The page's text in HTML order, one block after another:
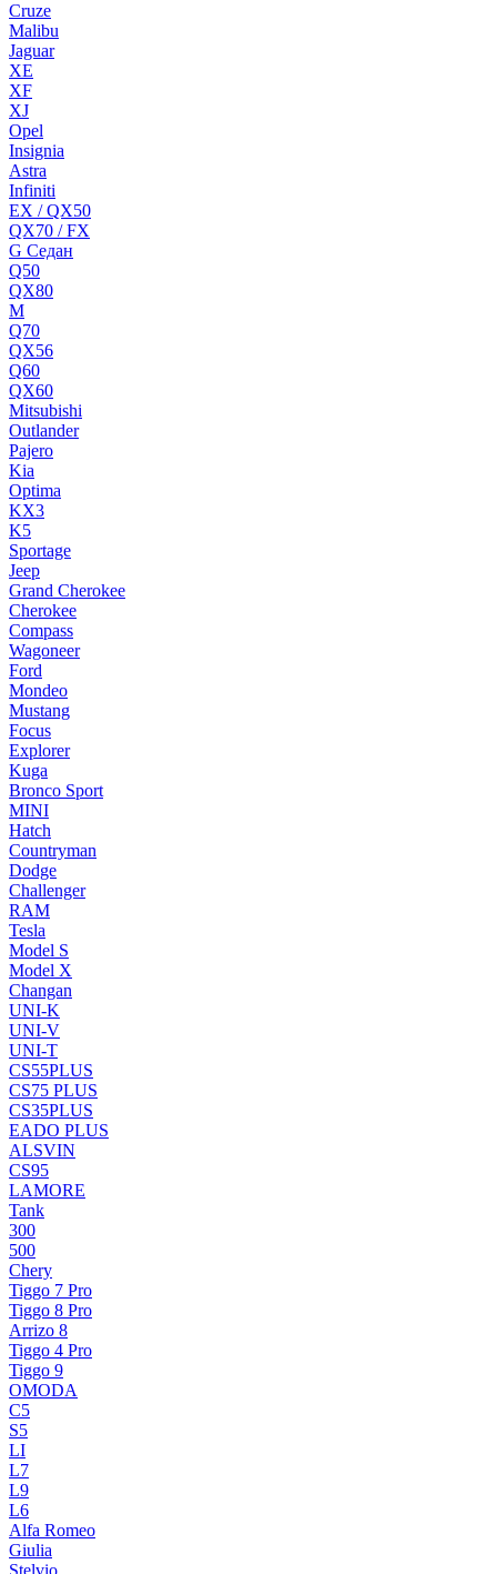
Cruze
Malibu
Jaguar
XE
XF
XJ
Opel
Insignia
Astra
Infiniti
EX / QX50
QX70 / FX
G Cедан
Q50
QX80
M
Q70
QX56
Q60
QX60
Mitsubishi
Outlander
Pajero
Kia
Optima
KX3
K5
Sportage
Jeep
Grand Cherokee
Cherokee
Compass
Wagoneer
Ford
Mondeo
Mustang
Focus
Explorer
Kuga
Bronco Sport
MINI
Hatch
Countryman
Dodge
Challenger
RAM
Tesla
Model S
Model X
Changan
UNI-K
UNI-V
UNI-T
CS55PLUS
CS75 PLUS
CS35PLUS
EADO PLUS
ALSVIN
CS95
LAMORE
Tank
300
500
Chery
Tiggo 7 Pro
Tiggo 8 Pro
Arrizo 8
Tiggo 4 Pro
Tiggo 9
OMODA
C5
S5
LI
L7
L9
L6
Alfa Romeo
Giulia
Stelvio